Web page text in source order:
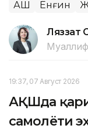
АҚШ Ёнғин
Ляззат
Муаллиф
19:37, 07 Август 2026
АҚШда
самолёти